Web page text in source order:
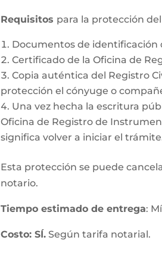
Requisitos para la protección
Documentos de identificación
Certificado de la Oficina de
Copia auténtica del Registro
protección el cónyuge o
Una vez hecha la escritura
Oficina de Registro de
significa volver a iniciar el
Esta protección se puede
notario.
Tiempo estimado de entrega:
Costo: SÍ. Según tarifa notarial.